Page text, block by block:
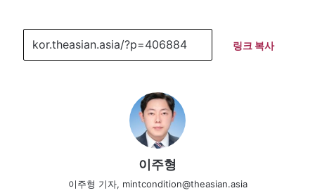
링크 복사
이주형
이주형 기자, mintcondition@theasian.asia